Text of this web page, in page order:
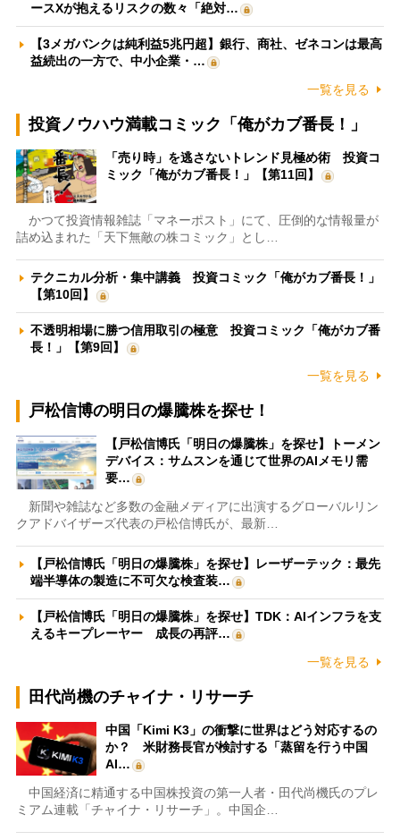
ースXが抱えるリスクの数々「絶対…
【3メガバンクは純利益5兆円超】銀行、商社、ゼネコンは最高
益続出の一方で、中小企業・…
一覧を見る
投資ノウハウ満載コミック「俺がカブ番長！」
「売り時」を逃さないトレンド見極め術 投資コ
ミック「俺がカブ番長！」【第11回】
かつて投資情報雑誌「マネーポスト」にて、圧倒的な情報量が
詰め込まれた「天下無敵の株コミック」とし…
テクニカル分析・集中講義 投資コミック「俺がカブ番長！」
【第10回】
不透明相場に勝つ信用取引の極意 投資コミック「俺がカブ番
長！」【第9回】
一覧を見る
戸松信博の明日の爆騰株を探せ！
【戸松信博氏「明日の爆騰株」を探せ】トーメン
デバイス：サムスンを通じて世界のAIメモリ需
要…
新聞や雑誌など多数の金融メディアに出演するグローバルリン
クアドバイザーズ代表の戸松信博氏が、最新…
【戸松信博氏「明日の爆騰株」を探せ】レーザーテック：最先
端半導体の製造に不可欠な検査装…
【戸松信博氏「明日の爆騰株」を探せ】TDK：AIインフラを支
えるキープレーヤー 成長の再評…
一覧を見る
田代尚機のチャイナ・リサーチ
中国「Kimi K3」の衝撃に世界はどう対応するの
か？ 米財務長官が検討する「蒸留を行う中国
AI…
中国経済に精通する中国株投資の第一人者・田代尚機氏のプレ
ミアム連載「チャイナ・リサーチ」。中国企…